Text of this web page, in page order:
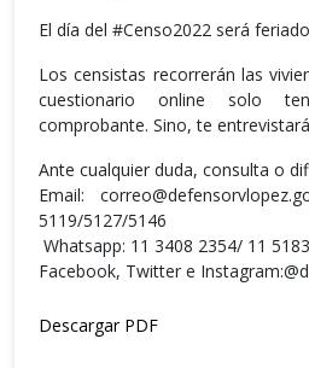
El día del #Censo2022 será
Los censistas recorrerán las
cuestionario online solo
comprobante. Sino, te
Ante cualquier duda, consulta o
Email:
5119/5127/5146
Whatsapp: 11 3408 2354/ 11
Facebook, Twitter e
Descargar PDF